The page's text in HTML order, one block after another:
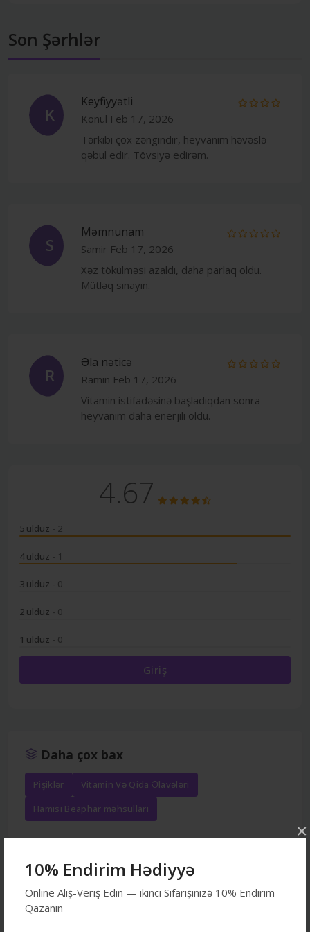
10% Endirim Hədiyyə
Online Aliş-Veriş Edin — ikinci Sifarişinizə 10% Endirim
Qazanın
×
Son Şərhlər
K
Keyfiyyətli
Könül Feb 17, 2026
Tərkibi çox zəngindir, heyvanım həvəslə
qəbul edir. Tövsiyə edirəm.
S
Məmnunam
Samir Feb 17, 2026
Xəz tökülməsi azaldı, daha parlaq oldu.
Mütləq sınayın.
R
Əla nəticə
Ramin Feb 17, 2026
Vitamin istifadəsinə başladıqdan sonra
heyvanım daha enerjili oldu.
4.67
5 ulduz - 2
4 ulduz - 1
3 ulduz - 0
2 ulduz - 0
1 ulduz - 0
Giriş
Daha çox bax
Pişiklər
Vitamin Və Qida Əlavələri
Hamısı Beaphar məhsulları
Tez-tez birlikdə alınır